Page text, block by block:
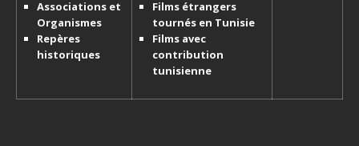
Associations et
Organismes
Repères
historiques
Films étrangers
tournés en Tunisie
Films avec
contribution
tunisienne